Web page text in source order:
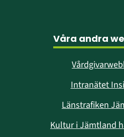
Våra andra
Intranätet
Länstrafiken
Kultur i Jämtland